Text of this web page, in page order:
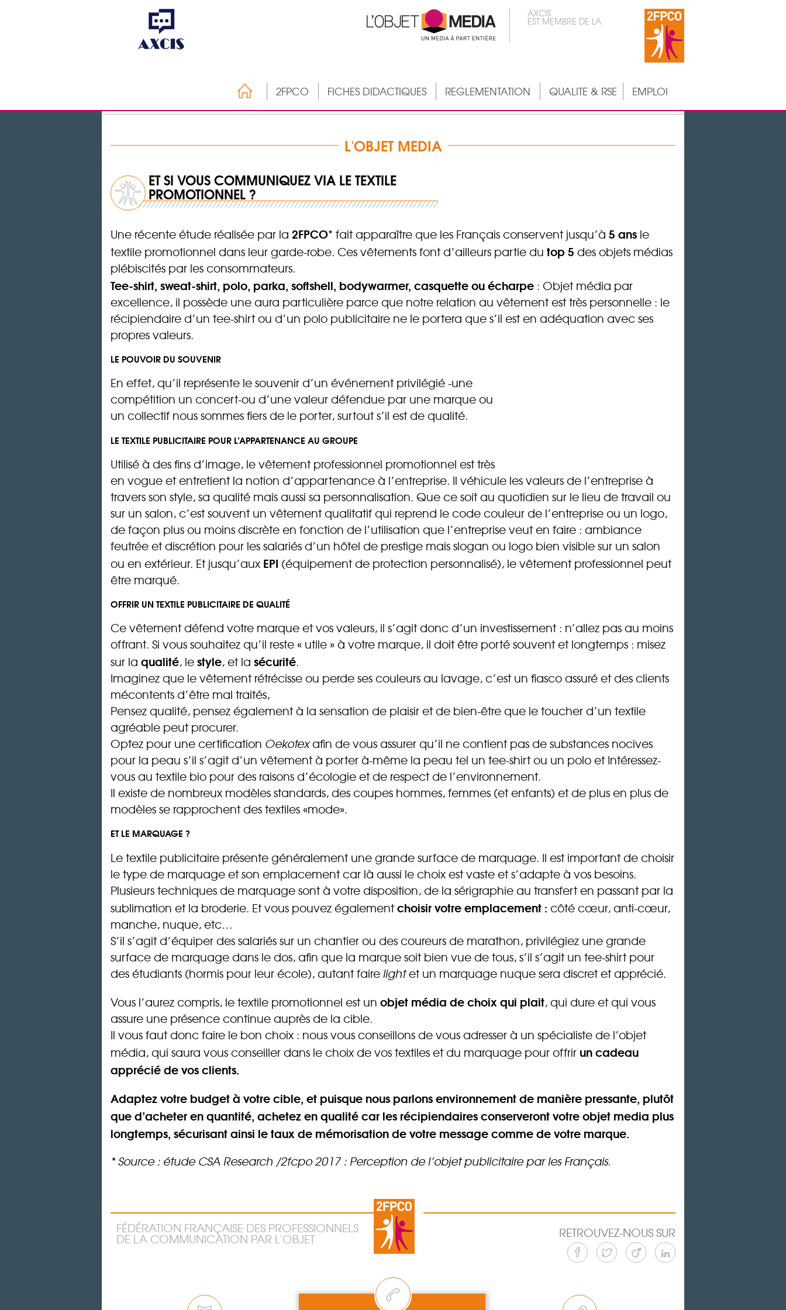
AXCIS
EST MEMBRE DE LA
2FPCO FICHES DIDACTIQUES REGLEMENTATION QUALITE & RSE EMPLOI
L'OBJET MEDIA
ET SI VOUS COMMUNIQUEZ VIA LE TEXTILE
PROMOTIONNEL ?
Une récente étude réalisée par la 2FPCO* fait apparaître que les Français conservent jusqu’à 5 ans le
textile promotionnel dans leur garde-robe. Ces vêtements font d’ailleurs partie du top 5 des objets médias
plébiscités par les consommateurs.
Tee-shirt, sweat-shirt, polo, parka, softshell, bodywarmer, casquette ou écharpe : Objet média par
excellence, il possède une aura particulière parce que notre relation au vêtement est très personnelle : le
récipiendaire d’un tee-shirt ou d’un polo publicitaire ne le portera que s’il est en adéquation avec ses
propres valeurs.
LE POUVOIR DU SOUVENIR
En effet, qu’il représente le souvenir d’un événement privilégié -une
compétition un concert-ou d’une valeur défendue par une marque ou
un collectif nous sommes fiers de le porter, surtout s’il est de qualité.
LE TEXTILE PUBLICITAIRE POUR L’APPARTENANCE AU GROUPE
Utilisé à des fins d’image, le vêtement professionnel promotionnel est très
en vogue et entretient la notion d’appartenance à l’entreprise. Il véhicule les valeurs de l’entreprise à
travers son style, sa qualité mais aussi sa personnalisation. Que ce soit au quotidien sur le lieu de travail ou
sur un salon, c’est souvent un vêtement qualitatif qui reprend le code couleur de l’entreprise ou un logo,
de façon plus ou moins discrète en fonction de l’utilisation que l’entreprise veut en faire : ambiance
feutrée et discrétion pour les salariés d’un hôtel de prestige mais slogan ou logo bien visible sur un salon
ou en extérieur. Et jusqu’aux EPI (équipement de protection personnalisé), le vêtement professionnel peut
être marqué.
OFFRIR UN TEXTILE PUBLICITAIRE DE QUALITÉ
Ce vêtement défend votre marque et vos valeurs, il s’agit donc d’un investissement : n’allez pas au moins
offrant. Si vous souhaitez qu’il reste « utile » à votre marque, il doit être porté souvent et longtemps : misez
sur la qualité, lestyle, et la sécurité.
Imaginez que le vêtement rétrécisse ou perde ses couleurs au lavage, c’est un fiasco assuré et des clients
mécontents d’être mal traités,
Pensez qualité, pensez également à la sensation de plaisir et de bien-être que le toucher d’un textile
agréable peut procurer.
Optez pour une certification Oekotexafin de vous assurer qu’il ne contient pas de substances nocives
pour la peau s’il s’agit d’un vêtement à porter à-même la peau tel un tee-shirt ou un polo et Intéressez-
vous au textile bio pour des raisons d’écologie et de respect de l’environnement.
Il existe de nombreux modèles standards, des coupes hommes, femmes (et enfants) et de plus en plus de
modèles se rapprochent des textiles «mode».
ET LE MARQUAGE ?
Le textile publicitaire présente généralement une grande surface de marquage. Il est important de choisir
le type de marquage et son emplacement car là aussi le choix est vaste et s’adapte à vos besoins.
Plusieurs techniques de marquage sont à votre disposition, de la sérigraphie au transfert en passant par la
sublimation et la broderie. Et vous pouvez égalementchoisir votre emplacement : côté cœur, anti-cœur,
manche, nuque, etc…
S’il s’agit d’équiper des salariés sur un chantier ou des coureurs de marathon, privilégiez une grande
surface de marquage dans le dos, afin que la marque soit bien vue de tous, s’il s’agit un tee-shirt pour
des étudiants (hormis pour leur école), autant fairelightet un marquage nuque sera discret et apprécié.
Vous l’aurez compris, le textile promotionnel est un objet média de choix qui plait, qui dure et qui vous
assure une présence continue auprès de la cible.
Il vous faut donc faire le bon choix : nous vous conseillons de vous adresser à un spécialiste de l’objet
média, qui saura vous conseiller dans le choix de vos textiles et du marquage pour offrir un cadeau
apprécié de vos clients.
Adaptez votre budget à votre cible, et puisque nous parlons environnement de manière pressante, plutôt
que d’acheter en quantité, achetez en qualité car les récipiendaires conserveront votre objet media plus
longtemps, sécurisant ainsi le taux de mémorisation de votre message comme de votre marque.
* Source : étude CSA Research /2fcpo 2017 : Perception de l’objet publicitaire par les Français.
FÉDÉRATION FRANÇAISE DES PROFESSIONNELS
DE LA COMMUNICATION PAR L'OBJET RETROUVEZ-NOUS SUR